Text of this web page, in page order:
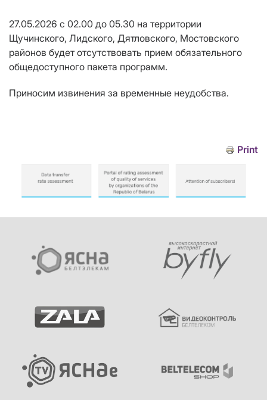
27.05.2026 с 02.00 до 05.30 на территории
Щучинского, Лидского, Дятловского, Мостовского
районов будет отсутствовать прием обязательного
общедоступного пакета программ.
Приносим извинения за временные неудобства.
Print